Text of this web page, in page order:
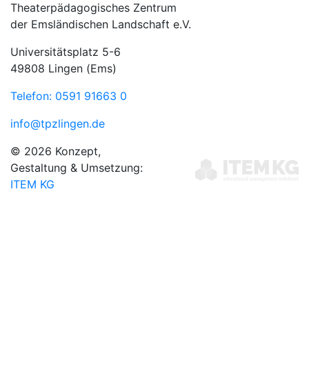
Theaterpädagogisches Zentrum
der Emsländischen Landschaft e.V.
Universitätsplatz 5-6
49808 Lingen (Ems)
Telefon: 0591 91663 0
info@tpzlingen.de
© 2026 Konzept,
Gestaltung & Umsetzung:
ITEM KG